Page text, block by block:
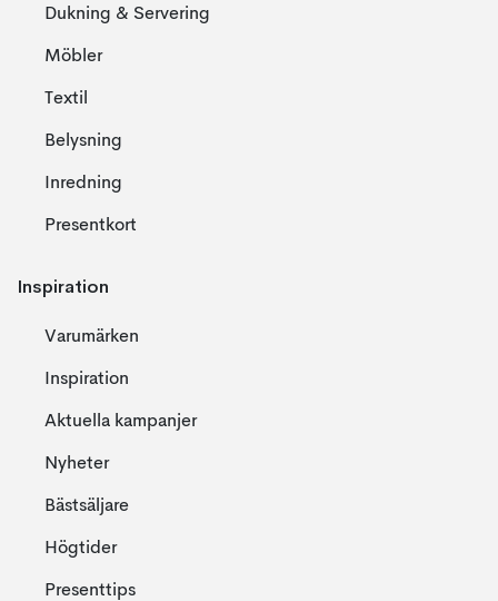
Dukning & Servering
Möbler
Textil
Belysning
Inredning
Presentkort
Inspiration
Varumärken
Inspiration
Aktuella kampanjer
Nyheter
Bästsäljare
Högtider
Presenttips